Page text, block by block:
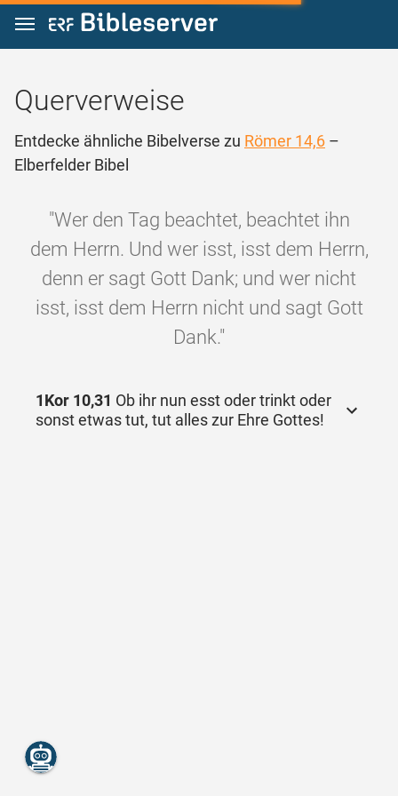
Zum Inhalt springen
Querverweise
Entdecke ähnliche Bibelverse zu Römer 14,6 –
Elberfelder Bibel
"Wer den Tag beachtet, beachtet ihn
dem Herrn. Und wer isst, isst dem Herrn,
denn er sagt Gott Dank; und wer nicht
isst, isst dem Herrn nicht und sagt Gott
Dank."
1Kor 10,31 Ob ihr nun esst oder trinkt oder
sonst etwas tut, tut alles zur Ehre Gottes!